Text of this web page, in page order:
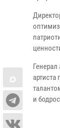
и